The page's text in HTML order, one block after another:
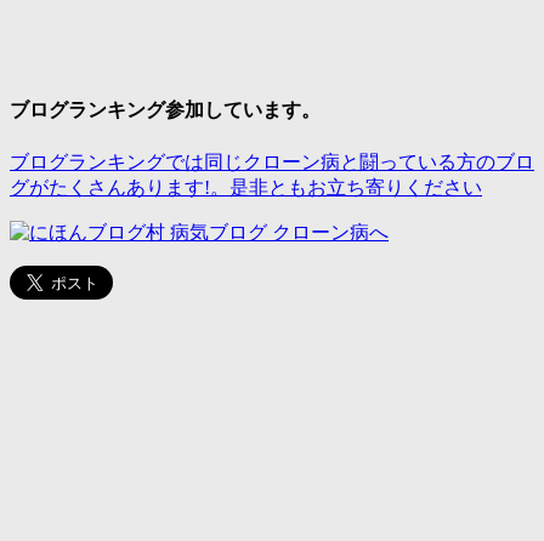
ブログランキング参加しています。
ブログランキングでは同じクローン病と闘っている方のブロ
グがたくさんあります!。是非ともお立ち寄りください